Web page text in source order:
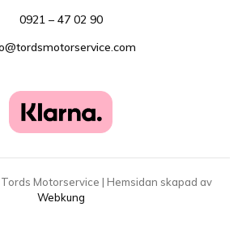
0921 – 47 02 90
Tords Motorservice | Hemsidan skapad av
Webkung